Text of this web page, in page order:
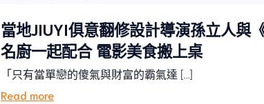
當地JIUYI俱意翻修設計導演孫立人與
名廚一起配合 電影美食搬上桌
「只有當單戀的傻氣與財富的霸氣達 […]
Read more